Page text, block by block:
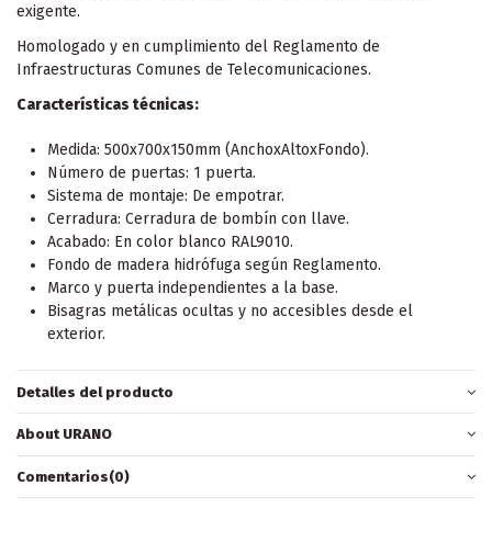
exigente.
Homologado y en cumplimiento del Reglamento de
Infraestructuras Comunes de Telecomunicaciones.
Características técnicas:
Medida: 500x700x150mm (AnchoxAltoxFondo).
Número de puertas: 1 puerta.
Sistema de montaje: De empotrar.
Cerradura: Cerradura de bombín con llave.
Acabado: En color blanco RAL9010.
Fondo de madera hidrófuga según Reglamento.
Marco y puerta independientes a la base.
Bisagras metálicas ocultas y no accesibles desde el
exterior.
Detalles del producto
About URANO
Comentarios(0)